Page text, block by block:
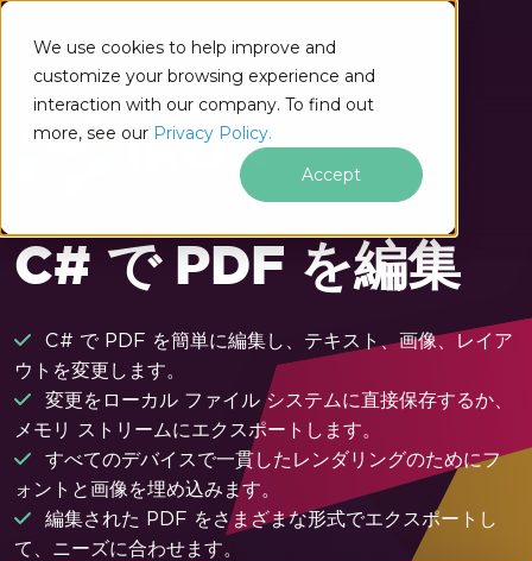
We use cookies to help improve and
customize your browsing experience and
interaction with our company. To find out
more, see our Privacy Policy.
Accept
フッターコンテンツにスキップ
C# で PDF を編集
C# で PDF を簡単に編集し、テキスト、画像、レイア
ウトを変更します。
変更をローカル ファイル システムに直接保存するか、
メモリ ストリームにエクスポートします。
すべてのデバイスで一貫したレンダリングのためにフ
ォントと画像を埋め込みます。
編集された PDF をさまざまな形式でエクスポートし
て、ニーズに合わせます。